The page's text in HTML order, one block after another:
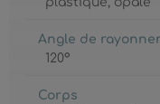
Angle de
120°
Corps